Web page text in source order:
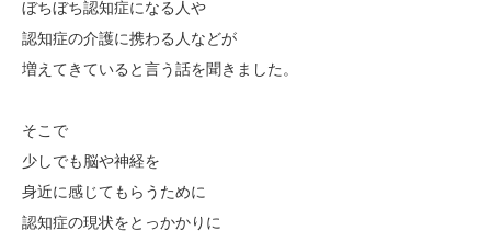
ぼちぼち認知症になる人や
認知症の介護に携わる人などが
増えてきていると言う話を聞きました。
そこで
少しでも脳や神経を
身近に感じてもらうために
認知症の現状をとっかかりに